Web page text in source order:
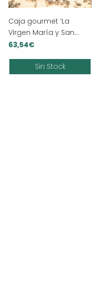
Caja gourmet ‘La
Virgen María y San
José’
63,54€
Sin Stock